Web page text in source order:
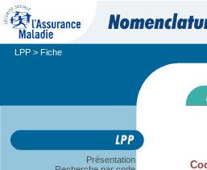
LPP > Fiche
Présentation